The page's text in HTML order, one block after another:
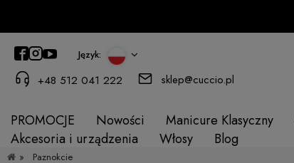
Język:
+48 512 041 222 sklep@cuccio.pl
PROMOCJE Nowości Manicure Klasyczny
Akcesoria i urządzenia
Włosy Blog
» Paznokcie